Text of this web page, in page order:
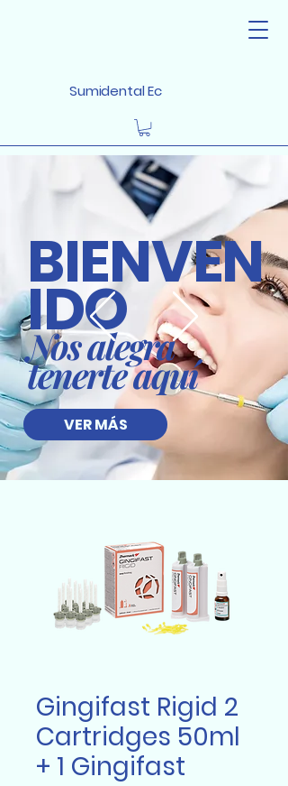
Sumidental Ec
BIENVEN
IDO
Nos alegra
tenerte aquí
VER MÁS
Gingifast Rigid 2
Cartridges 50ml
+ 1 Gingifast